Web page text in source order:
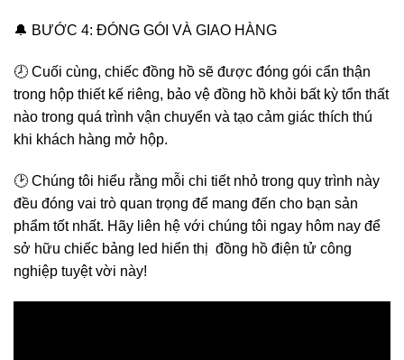
🔔 BƯỚC 4: ĐÓNG GÓI VÀ GIAO HÀNG
🕗 Cuối cùng, chiếc đồng hồ sẽ được đóng gói cẩn thận
trong hộp thiết kế riêng, bảo vệ đồng hồ khỏi bất kỳ tổn thất
nào trong quá trình vận chuyển và tạo cảm giác thích thú
khi khách hàng mở hộp.
🕑 Chúng tôi hiểu rằng mỗi chi tiết nhỏ trong quy trình này
đều đóng vai trò quan trọng để mang đến cho bạn sản
phẩm tốt nhất. Hãy liên hệ với chúng tôi ngay hôm nay để
sở hữu chiếc bảng led hiển thị đồng hồ điện tử công
nghiệp tuyệt vời này!